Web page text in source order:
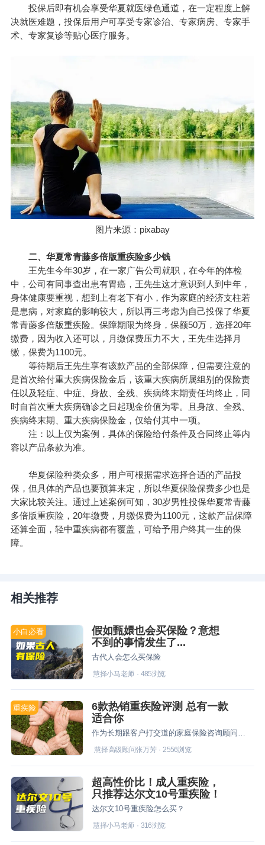
投保后即有机会享受华夏就医绿色通道，在一定程度上解
决就医难题，投保后用户可享受专家诊治、专家病房、专家手
术、专家复诊等贴心医疗服务。
图片来源：pixabay
二、华夏常青藤多倍版重疾险多少钱
王先生今年30岁，在一家广告公司就职，在今年的体检
中，公司有同事查出患有胃癌，王先生这才意识到人到中年，
身体健康要重视，想到上有老下有小，作为家庭的经济支柱若
是患病，对家庭的影响较大，所以再三考虑为自己投保了华夏
常青藤多倍版重疾险。保障期限为终身，保额50万，选择20年
缴费，因为收入还可以，月缴保费压力不大，王先生选择月
缴，保费为1100元。
等待期后王先生享有该款产品的全部保障，但需要注意的
是首次给付重大疾病保险金后，该重大疾病所属组别的保险责
任以及轻症、中症、身故、全残、疾病终末期责任均终止，同
时自首次重大疾病确诊之日起现金价值为零。且身故、全残、
疾病终末期、重大疾病保险金，仅给付其中一项。
注：以上仅为案例，具体的保险给付条件及合同终止等内
容以产品条款为准。
华夏保险种类众多，用户可根据需求选择合适的产品投
保，但具体的产品也要预算来定，所以华夏保险保费多少也是
大家比较关注。通过上述案例可知，30岁男性投保华夏常青藤
多倍版重疾险，20年缴费，月缴保费为1100元，这款产品保障
还算全面，轻中重疾病都有覆盖，可给予用户终其一生的保
障。
相关推荐
小白必看
假如甄嬛也会买保险？意想
不到的事情发生了...
古代人会怎么买保险
慧择小马老师· 485浏览
重疾险
6款热销重疾险评测 总有一款
适合你
慧择高级顾问张万芳· 2556浏览
超高性价比！成人重疾险，
只推荐达尔文10号重疾险！
达尔文10号重疾险怎么买？
慧择小马老师· 316浏览